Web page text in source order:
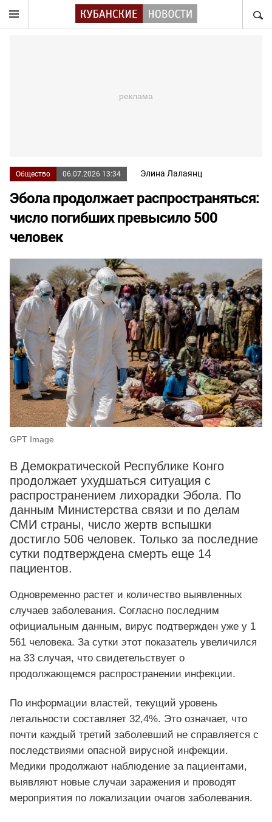
Общество 06.07.2026 13:34 Элина Лалаянц
Эбола продолжает распространяться:
число погибших превысило 500
человек
GPT Image
В Демократической Республике Конго
продолжает ухудшаться ситуация с
распространением лихорадки Эбола. По
данным Министерства связи и по делам
СМИ страны, число жертв вспышки
достигло 506 человек. Только за последние
сутки подтверждена смерть еще 14
пациентов.
Одновременно растет и количество выявленных
случаев заболевания. Согласно последним
официальным данным, вирус подтвержден уже у 1
561 человека. За сутки этот показатель увеличился
на 33 случая, что свидетельствует о
продолжающемся распространении инфекции.
По информации властей, текущий уровень
летальности составляет 32,4%. Это означает, что
почти каждый третий заболевший не справляется с
последствиями опасной вирусной инфекции.
Медики продолжают наблюдение за пациентами,
выявляют новые случаи заражения и проводят
мероприятия по локализации очагов заболевания.